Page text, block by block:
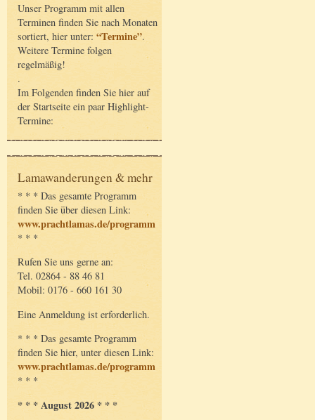
Unser Programm mit allen
Terminen finden Sie nach Monaten
sortiert, hier unter: “Termine”.
Weitere Termine folgen
regelmäßig!
.
Im Folgenden finden Sie hier auf
der Startseite ein paar Highlight-
Termine:
Lamawanderungen & mehr
* * * Das gesamte Programm
finden Sie über diesen Link:
www.prachtlamas.de/programm
* * *
Rufen Sie uns gerne an:
Tel. 02864 - 88 46 81
Mobil: 0176 - 660 161 30
Eine Anmeldung ist erforderlich.
* * * Das gesamte Programm
finden Sie hier, unter diesen Link:
www.prachtlamas.de/programm
* * *
* * * August 2026 * * *